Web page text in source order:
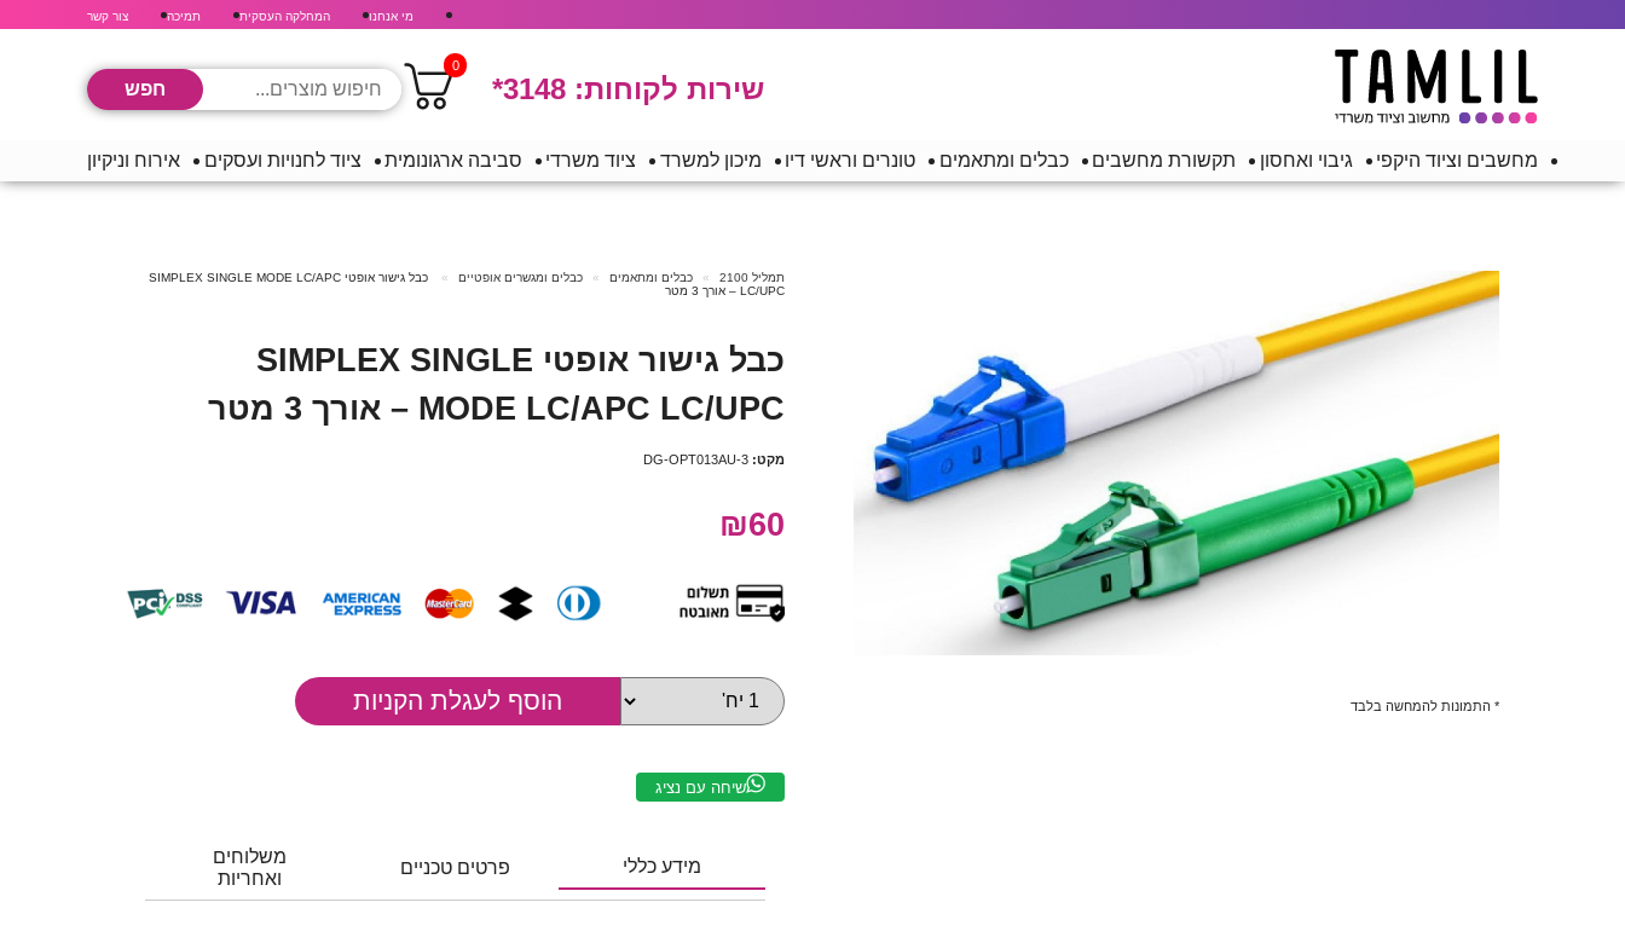
מי אנחנו המחלקה העסקית תמיכה צור קשר
שירות לקוחות: *3148
0
מחשבים וציוד היקפי גיבוי ואחסון תקשורת מחשבים כבלים ומתאמים טונרים וראשי דיו מיכון למשרד ציוד משרדי סביבה ארגונומית ציוד לחנויות ועסקים אירוח וניקיון
* התמונות להמחשה בלבד
תמליל 2100 כבלים ומתאמים כבלים ומגשרים אופטיים
כבל גישור אופטי SIMPLEX SINGLE MODE LC/APC
LC/UPC – אורך 3 מטר
כבל גישור אופטי SIMPLEX SINGLE
MODE LC/APC LC/UPC – אורך 3 מטר
מקט: DG-OPT013AU-3
₪60
שיחה עם נציג
מידע כללי פרטים טכניים
משלוחים
ואחריות